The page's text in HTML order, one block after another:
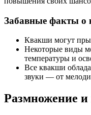
Забавные факты о
Квакши могут
Некоторые виды
температуры и
Все квакши
звуки — от
Размножение и